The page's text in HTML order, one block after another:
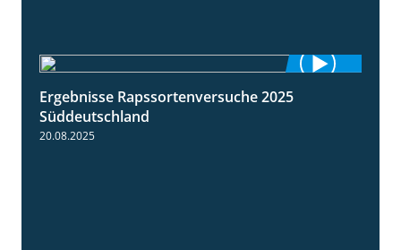
Ergebnisse Rapssortenversuche 2025
Süddeutschland
20.08.2025